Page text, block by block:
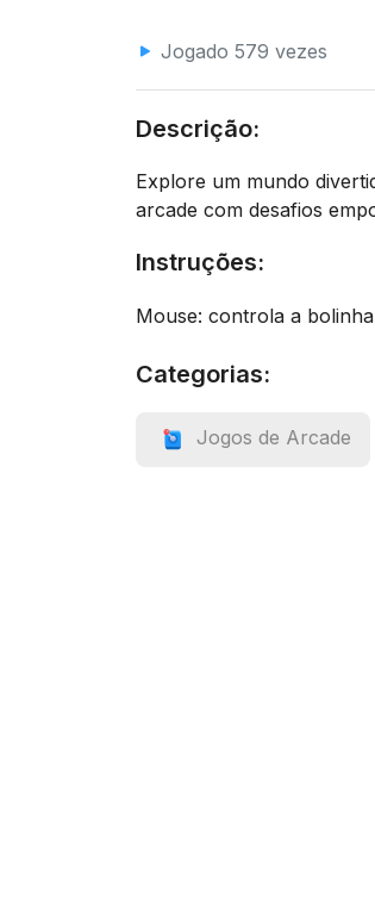
Jogado 579 vezes
Descrição:
Explore um mundo
arcade com desafios
Instruções:
Mouse: controla a
Categorias:
Jogos de Arcade